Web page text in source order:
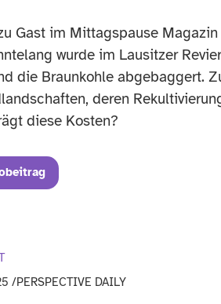
Gast im Mittagspause Magazin
wurde im Lausitzer
die Braunkohle abgebaggert.
deren
diese Kosten?
/PERSPECTIVE DAILY